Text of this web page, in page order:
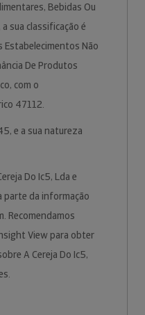
Bebidas Ou
sua classificação é
Estabelecimentos Não
De Produtos
com o
47112.
e a sua natureza
Do Ic5, Lda e
parte da informação
Recomendamos
View para obter
A Cereja Do Ic5,